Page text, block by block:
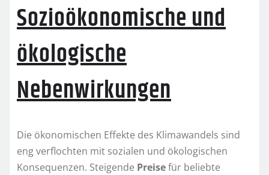
Sozioökonomische und
ökologische
Nebenwirkungen
Die ökonomischen Effekte des Klimawandels sind
eng verflochten mit sozialen und ökologischen
Konsequenzen. Steigende Preisefür beliebte